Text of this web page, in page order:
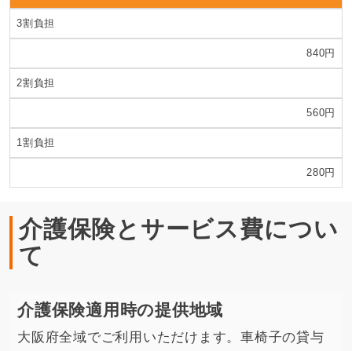
3割負担
840円
2割負担
560円
1割負担
280円
介護保険とサービス費につい
て
介護保険適用時の提供地域
大阪府全域でご利用いただけます。車椅子の貸与